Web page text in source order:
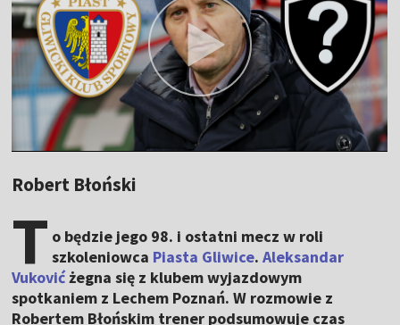
Robert Błoński
T o będzie jego 98. i ostatni mecz w roli
szkoleniowca Piasta Gliwice.Aleksandar
Vukovićżegna się z klubem wyjazdowym
spotkaniem z Lechem Poznań. W rozmowie z
Robertem Błońskim trener podsumowuje czas